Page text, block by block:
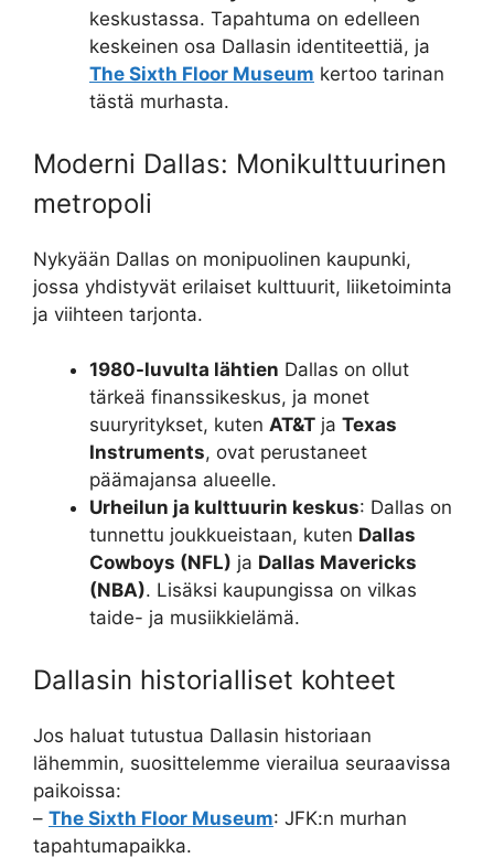
keskustassa. Tapahtuma on edelleen
keskeinen osa Dallasin identiteettiä, ja
The Sixth Floor Museum kertoo tarinan
tästä murhasta.
Moderni Dallas: Monikulttuurinen
metropoli
Nykyään Dallas on monipuolinen kaupunki,
jossa yhdistyvät erilaiset kulttuurit, liiketoiminta
ja viihteen tarjonta.
1980-luvulta lähtien Dallas on ollut
tärkeä finanssikeskus, ja monet
suuryritykset, kuten AT&T ja Texas
Instruments, ovat perustaneet
päämajansa alueelle.
Urheilun ja kulttuurin keskus: Dallas on
tunnettu joukkueistaan, kuten Dallas
Cowboys (NFL) ja Dallas Mavericks
(NBA). Lisäksi kaupungissa on vilkas
taide- ja musiikkielämä.
Dallasin historialliset kohteet
Jos haluat tutustua Dallasin historiaan
lähemmin, suosittelemme vierailua seuraavissa
paikoissa:
– The Sixth Floor Museum: JFK:n murhan
tapahtumapaikka.